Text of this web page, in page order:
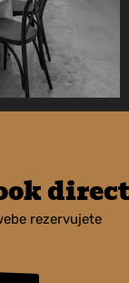
direct
rezervujete